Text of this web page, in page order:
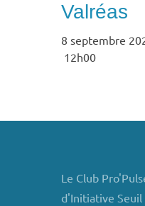
Valréas
8 septembre
12h00
Le Club
d'Initiative